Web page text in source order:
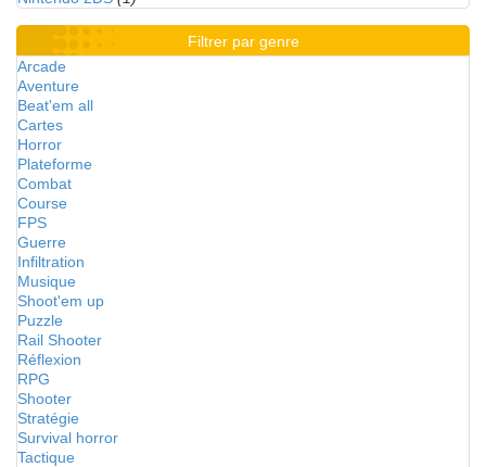
Filtrer par genre
Arcade
Aventure
Beat'em all
Cartes
Horror
Plateforme
Combat
Course
FPS
Guerre
Infiltration
Musique
Shoot'em up
Puzzle
Rail Shooter
Réflexion
RPG
Shooter
Stratégie
Survival horror
Tactique